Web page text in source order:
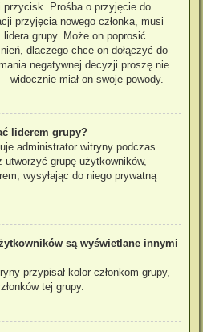
przycisk. Prośba o przyjęcie do
przyjęcia nowego członka, musi
grupy. Może on poprosić
dlaczego chce on dołączyć do
negatywnej decyzji proszę nie
widocznie miał on swoje powody.
liderem grupy?
administrator witryny podczas
grupę użytkowników,
wysyłając do niego prywatną
są wyświetlane innymi
przypisał kolor członkom grupy,
tej grupy.